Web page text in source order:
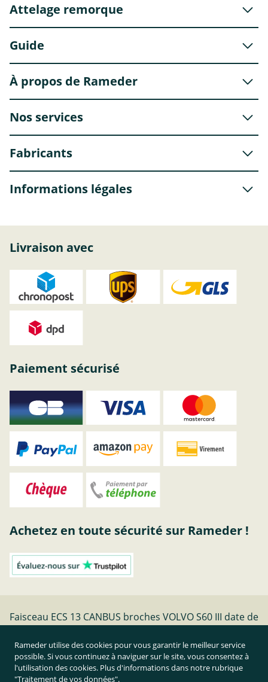
Attelage remorque
Guide
À propos de Rameder
Nos services
Fabricants
Informations légales
Livraison avec
Paiement sécurisé
Achetez en toute sécurité sur Rameder !
Faisceau ECS 13 CANBUS broches VOLVO S60 III date de
Résilier le contrat
Rameder utilise des cookies pour vous garantir le meilleur service
possible. Si vous continuez à naviguer sur le site, vous consentez à
l'utilisation des cookies. Plus d'informations dans notre rubrique
"Traitement de vos données".